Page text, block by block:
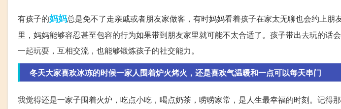
有孩子的妈妈总是免不了走亲戚或者朋友家做客，有时妈妈看着孩子在家太无聊也会约上朋
里，妈妈能够容忍甚至包容的行为如果带到朋友家里就可能不太合适了。孩子带出去玩的话
一起玩耍，互相交流，也能够锻炼孩子的社交能力。
冬天大家喜欢冰冻的时候一家人围着炉火烤火，还是喜欢气温暖和一点可以每天串门
我觉得还是一家子围着火炉，吃点小吃，喝点奶茶，唠唠家常，是人生最幸福的时刻。记得